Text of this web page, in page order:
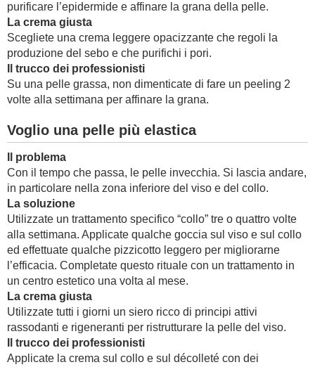
purificare l’epidermide e affinare la grana della pelle.
La crema giusta
Scegliete una crema leggere opacizzante che regoli la
produzione del sebo e che purifichi i pori.
Il trucco dei professionisti
Su una pelle grassa, non dimenticate di fare un peeling 2
volte alla settimana per affinare la grana.
Voglio una pelle più elastica
Il problema
Con il tempo che passa, le pelle invecchia. Si lascia andare,
in particolare nella zona inferiore del viso e del collo.
La soluzione
Utilizzate un trattamento specifico “collo” tre o quattro volte
alla settimana. Applicate qualche goccia sul viso e sul collo
ed effettuate qualche pizzicotto leggero per migliorarne
l’efficacia. Completate questo rituale con un trattamento in
un centro estetico una volta al mese.
La crema giusta
Utilizzate tutti i giorni un siero ricco di principi attivi
rassodanti e rigeneranti per ristrutturare la pelle del viso.
Il trucco dei professionisti
Applicate la crema sul collo e sul décolleté con dei